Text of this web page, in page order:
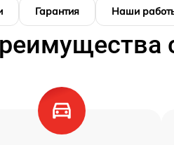
Гарантия Наши